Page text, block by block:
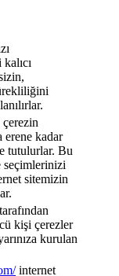
erene kadar
tutulurlar. Bu
sitemizin
kişi çerezler
kurulan
internet